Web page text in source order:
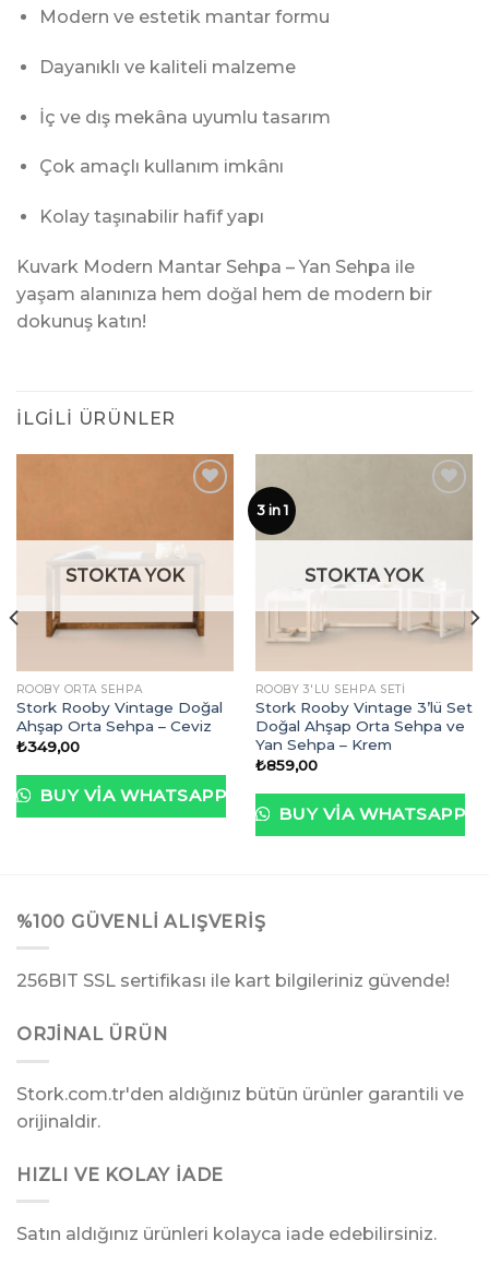
Modern ve estetik mantar formu
Dayanıklı ve kaliteli malzeme
İç ve dış mekâna uyumlu tasarım
Çok amaçlı kullanım imkânı
Kolay taşınabilir hafif yapı
Kuvark Modern Mantar Sehpa – Yan Sehpa ile
yaşam alanınıza hem doğal hem de modern bir
dokunuş katın!
İLGILI ÜRÜNLER
Listeme
Ekle
STOKTA YOK
ROOBY ORTA SEHPA
Stork Rooby Vintage Doğal
Ahşap Orta Sehpa – Ceviz
₺349,00
BUY VIA WHATSAPP
3 in 1
Ekle
STOKTA YOK
ROOBY 3'LÜ SEHPA SETI
Stork Rooby Vintage 3’lü Set
Doğal Ahşap Orta Sehpa ve
Yan Sehpa – Krem
₺859,00
BUY VIA WHATSAPP
%100 GÜVENLI ALIŞVERIŞ
256BIT SSL sertifikası ile kart bilgileriniz güvende!
ORJINAL ÜRÜN
Stork.com.tr'den aldığınız bütün ürünler garantili ve
orijinaldir.
HIZLI VE KOLAY İADE
Satın aldığınız ürünleri kolayca iade edebilirsiniz.